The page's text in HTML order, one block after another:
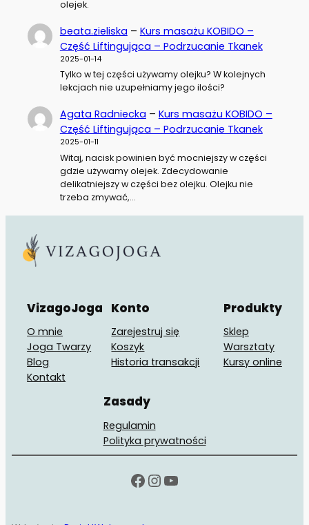
olejek.
beata.zieliska – Kurs masażu KOBIDO –
Część Liftingująca – Podrzucanie Tkanek
2025-01-14
Tylko w tej części używamy olejku? W kolejnych
lekcjach nie uzupełniamy jego ilości?
Agata Radniecka – Kurs masażu KOBIDO –
Część Liftingująca – Podrzucanie Tkanek
2025-01-11
Witaj, nacisk powinien być mocniejszy w części
gdzie używamy olejek. Zdecydowanie
delikatniejszy w części bez olejku. Olejku nie
trzeba zmywać,…
VizagoJoga
O mnie
Joga Twarzy
Blog
Kontakt
Konto
Zarejestruj się
Koszyk
Historia transakcji
Produkty
Sklep
Warsztaty
Kursy online
Zasady
Regulamin
Polityka prywatności
Facebook
Instagram
YouTube